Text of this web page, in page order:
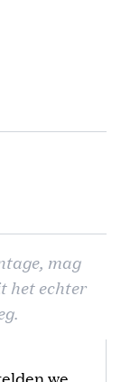
mag
het echter
we